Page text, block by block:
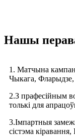
Нашы
1. Матчына
Чыкага,
2.З прафесійным
толькі для
3.Імпартныя
сістэма